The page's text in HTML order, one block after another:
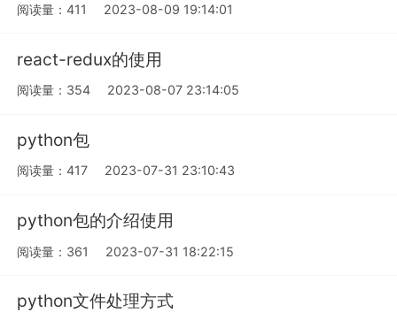
阅读量：411 2023-08-09 19:14:01
react-redux的使用
阅读量：354 2023-08-07 23:14:05
python包
阅读量：417 2023-07-31 23:10:43
python包的介绍使用
阅读量：361 2023-07-31 18:22:15
python文件处理方式